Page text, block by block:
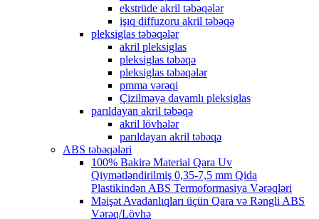
ekstrüde akril təbəqələr
işıq diffuzoru akril təbəqə
pleksiglas təbəqələr
akril pleksiglas
pleksiglas təbəqə
pleksiglas təbəqələr
pmma vərəqi
Çizilməyə davamlı pleksiglas
parıldayan akril təbəqə
akril lövhələr
parıldayan akril təbəqə
ABS təbəqələri
100% Bakirə Material Qara Uv
Qiymətləndirilmiş 0,35-7,5 mm Qida
Plastikindən ABS Termoformasiya Vərəqləri
Məişət Avadanlıqları üçün Qara və Rəngli ABS
Vərəq/Lövhə